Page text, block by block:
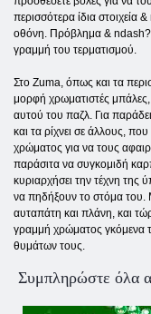
περισσότερα ίδια στοιχεία
οθόνη. Πρόβλημα & ndash?
γραμμή του τερματισμού.
Στο Zuma, όπως και τα
μορφή χρωματιστές
αυτού του παζλ. Για
και τα ρίχνει σε άλλους,
χρώματος για να τους
παράσιτα να συγκομιδή
κυριαρχήσει την τέχνη της
να πηδήξουν το στόμα
αυταπάτη και πλάνη, και
γραμμή χρώματος γκόμενα
θυμάτων τους.
Συμπληρώστε όλα